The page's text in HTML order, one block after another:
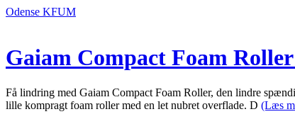
Odense KFUM
Gaiam Compact Foam
Få lindring med Gaiam Compact Foam Roller, den lindre
lille kompragt foam roller med en let nubret overflade. D (Læs